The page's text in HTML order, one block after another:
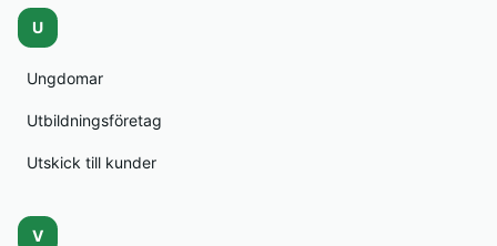
U
Ungdomar
Utbildningsföretag
Utskick till kunder
V